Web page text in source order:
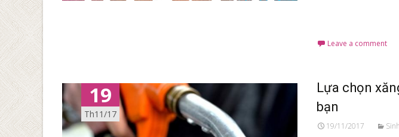
Leave a comment
19
Th11/17
Lựa chọn
bạn
19/11/2017